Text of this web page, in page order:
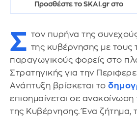
Προσθέστε το SKAI.gr στο
Σ τον πυρήνα της
της κυβέρνησης με τους
παραγωγικούς φορείς στο
Στρατηγικής για την
Ανάπτυξη βρίσκεται το
επισημαίνεται σε
της Κυβέρνησης. Ένα ζήτημα,